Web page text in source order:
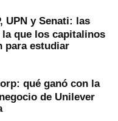
UPN y Senati: las
la que los capitalinos
para estudiar
qué ganó con la
de Unilever